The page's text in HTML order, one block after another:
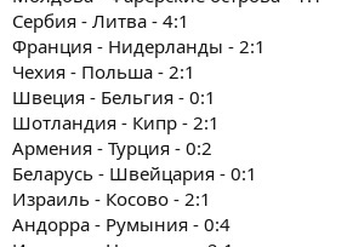
Сербия - Литва - 4:1
Франция - Нидерланды - 2:1
Чехия - Польша - 2:1
Швеция - Бельгия - 0:1
Шотландия - Кипр - 2:1
Армения - Турция - 0:2
Беларусь - Швейцария - 0:1
Израиль - Косово - 2:1
Андорра - Румыния - 0:4